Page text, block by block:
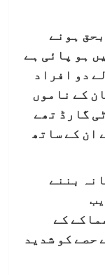
ہونے
ہو پائی ہے
دو افراد
اور 45 لنگر خان کے ناموں
گارڈ تھے
ان کے ساتھ
بننے
کے
حصے کو شدید